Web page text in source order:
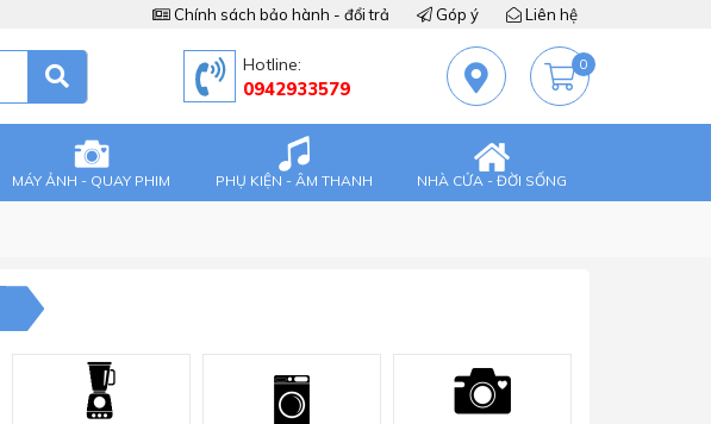
Chính sách bảo hành - đổi trả Góp ý Liên hệ
Hotline:
0942933579
0
MÁY ẢNH - QUAY PHIM PHỤ KIỆN - ÂM THANH NHÀ CỬA - ĐỜI SỐNG